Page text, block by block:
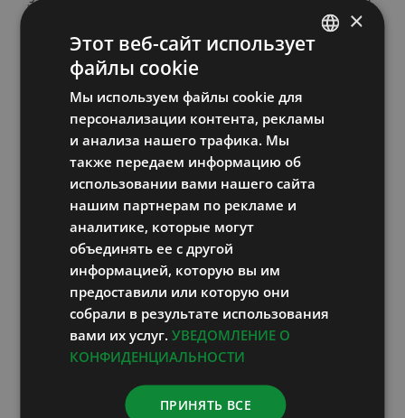
и обеспечивающий приток аминокислот,
которые организм может использовать
при восстановлении белков важнейших
органов.
Известно также, что животное и человек,
находящиеся в условиях вынужденного
голодания, погибают еще до наступления
стадии истощения. К гибели приводит
самоотравление остаточными
продуктами обмена веществ. Во время
лечебного голодания, который
проводится под наблюдением врача, эти
остаточные продукты выводятся из
организма с помощью специальных
процедур. Поэтому в программу
RUSSIAN
LATVIAN
×
Этот веб-сайт использует
файлы cookie
Мы используем файлы cookie для
персонализации контента, рекламы
и анализа нашего трафика. Мы
также передаем информацию об
использовании вами нашего сайта
нашим партнерам по рекламе и
аналитике, которые могут
объединять ее с другой
информацией, которую вы им
предоставили или которую они
собрали в результате использования
вами их услуг. УВЕДОМЛЕНИЕ О
КОНФИДЕНЦИАЛЬНОСТИ
ПРИНЯТЬ ВСЕ